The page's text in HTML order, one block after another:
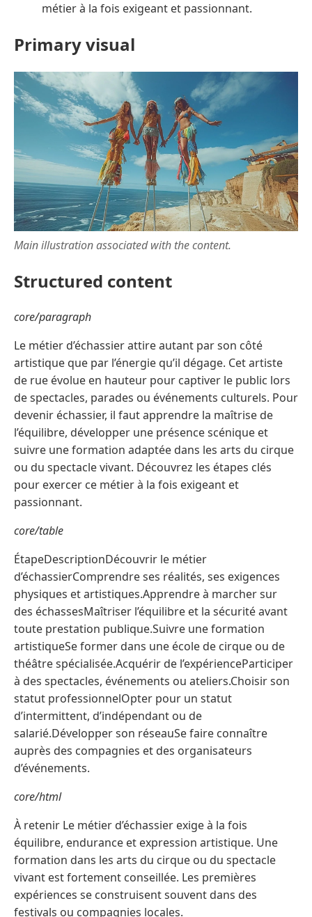
métier à la fois exigeant et passionnant.
Primary visual
Main illustration associated with the content.
Structured content
core/paragraph
Le métier d’échassier attire autant par son côté
artistique que par l’énergie qu’il dégage. Cet artiste
de rue évolue en hauteur pour captiver le public lors
de spectacles, parades ou événements culturels. Pour
devenir échassier, il faut apprendre la maîtrise de
l’équilibre, développer une présence scénique et
suivre une formation adaptée dans les arts du cirque
ou du spectacle vivant. Découvrez les étapes clés
pour exercer ce métier à la fois exigeant et
passionnant.
core/table
ÉtapeDescriptionDécouvrir le métier
d’échassierComprendre ses réalités, ses exigences
physiques et artistiques.Apprendre à marcher sur
des échassesMaîtriser l’équilibre et la sécurité avant
toute prestation publique.Suivre une formation
artistiqueSe former dans une école de cirque ou de
théâtre spécialisée.Acquérir de l’expérienceParticiper
à des spectacles, événements ou ateliers.Choisir son
statut professionnelOpter pour un statut
d’intermittent, d’indépendant ou de
salarié.Développer son réseauSe faire connaître
auprès des compagnies et des organisateurs
d’événements.
core/html
À retenir Le métier d’échassier exige à la fois
équilibre, endurance et expression artistique. Une
formation dans les arts du cirque ou du spectacle
vivant est fortement conseillée. Les premières
expériences se construisent souvent dans des
festivals ou compagnies locales.